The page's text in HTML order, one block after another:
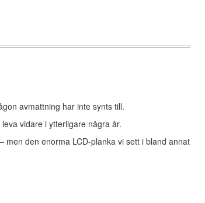
avmattning har inte synts till.
vidare i ytterligare några år.
den enorma LCD-planka vi sett i bland annat